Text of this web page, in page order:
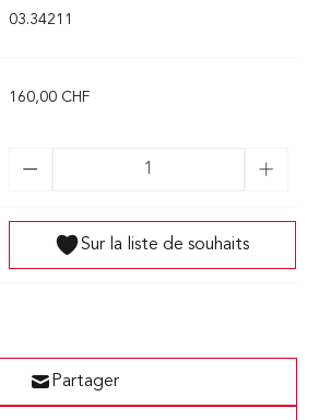
03.34211
160,00 CHF
Sur la liste de souhaits
Partager